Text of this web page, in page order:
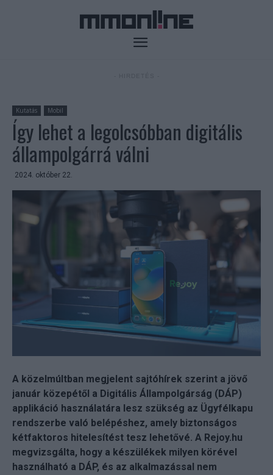
Kutatás Mobil
Így lehet a legolcsóbban digitális
állampolgárrá válni
2024. október 22.
A közelmúltban megjelent sajtóhírek szerint a jövő
január közepétől a Digitális Állampolgárság (DÁP)
applikáció használatára lesz szükség az Ügyfélkapu
rendszerbe való belépéshez, amely biztonságos
kétfaktoros hitelesítést tesz lehetővé. A Rejoy.hu
megvizsgálta, hogy a készülékek milyen körével
használható a DÁP, és az alkalmazással nem